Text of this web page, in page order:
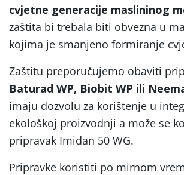
cvjetne generacije maslininog
zaštita bi trebala biti obvezna u
kojima je smanjeno formiranje
Zaštitu preporučujemo obaviti
Baturad WP, Biobit WP ili
imaju dozvolu za korištenje u
ekološkoj proizvodnji a može se
pripravak Imidan 50 WG.
Pripravke koristiti po mirnom